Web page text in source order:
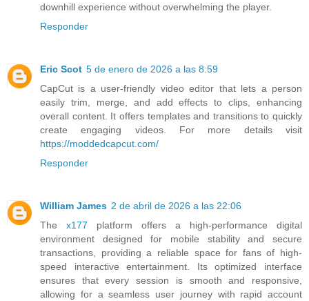
downhill experience without overwhelming the player.
Responder
Eric Scot 5 de enero de 2026 a las 8:59
CapCut is a user-friendly video editor that lets a person
easily trim, merge, and add effects to clips, enhancing
overall content. It offers templates and transitions to quickly
create engaging videos. For more details visit
https://moddedcapcut.com/
Responder
William James 2 de abril de 2026 a las 22:06
The x177 platform offers a high-performance digital
environment designed for mobile stability and secure
transactions, providing a reliable space for fans of high-
speed interactive entertainment. Its optimized interface
ensures that every session is smooth and responsive,
allowing for a seamless user journey with rapid account